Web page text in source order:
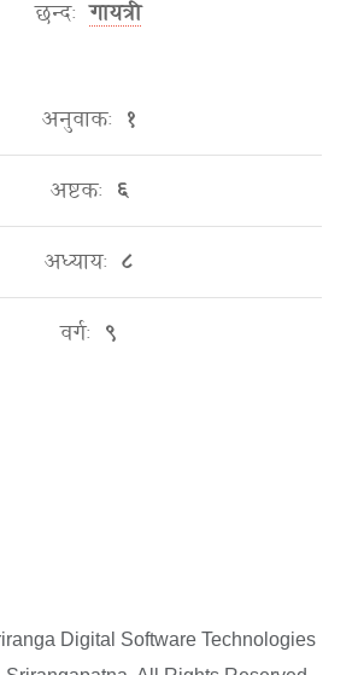
छन्दः गायत्री
अनुवाकः १
अष्टकः ६
अध्यायः ८
वर्गः ९
Digital Software Technologies